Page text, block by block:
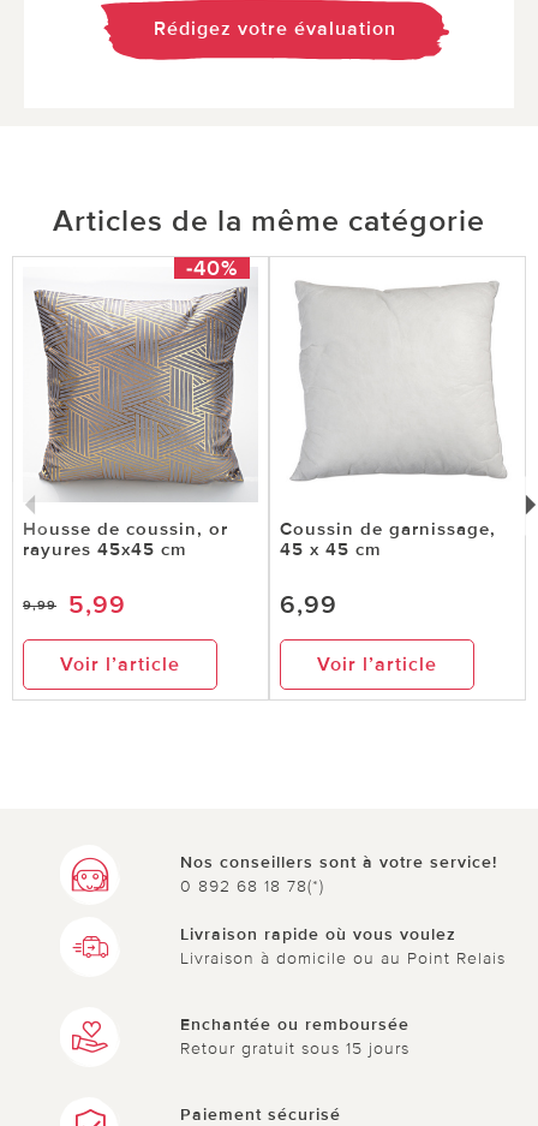
Rédigez votre évaluation
Articles de la même catégorie
-40%
Housse de coussin, or
rayures 45x45 cm
9,99 5,99
Voir l’article
Coussin de garnissage,
45 x 45 cm
6,99
Voir l’article
Nos conseillers sont à votre service!
0 892 68 18 78(*)
Livraison rapide où vous voulez
Livraison à domicile ou au Point Relais
Enchantée ou remboursée
Retour gratuit sous 15 jours
Paiement sécurisé